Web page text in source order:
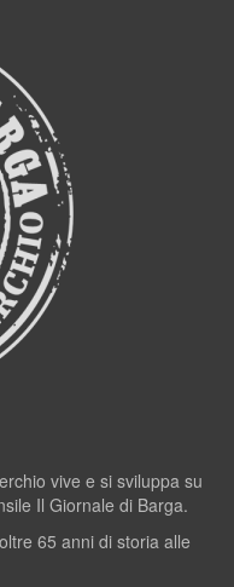
vive e si sviluppa su
Il Giornale di Barga.
65 anni di storia alle